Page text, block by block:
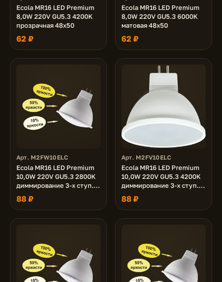
Ecola MR16 LED Premium
8,0W 220V GU5.3 4200K
прозрачная 48x50
62 ₽
Ecola MR16 LED Premium
8,0W 220V GU5.3 6000K
матовая 48x50
62 ₽
Арт. M2FW10ELC
Ecola MR16 LED Premium
10,0W 220V GU5.3 2800K
диммирование 3-х ступ.
(100% -50% - 10% )
матовая 48x50
88 ₽
Арт. M2FV10ELC
Ecola MR16 LED Premium
10,0W 220V GU5.3 4200K
диммирование 3-х ступ.
(100% -50% - 10% )
матовая 48x50
88 ₽